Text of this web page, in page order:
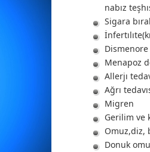
nabız
Sigara
Dismenore
Menapoz
Allerjı
Ağrı
Migren
Gerilim ve
Omuz,diz,
Donuk